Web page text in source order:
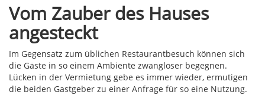
Vom Zauber des Hauses
angesteckt
Im Gegensatz zum üblichen Restaurantbesuch können sich
die Gäste in so einem Ambiente zwangloser begegnen.
Lücken in der Vermietung gebe es immer wieder, ermutigen
die beiden Gastgeber zu einer Anfrage für so eine Nutzung.